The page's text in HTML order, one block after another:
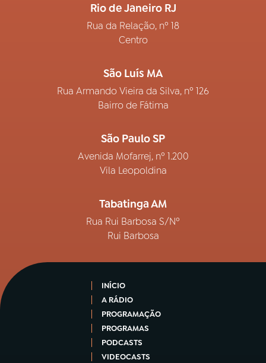
Rio de Janeiro RJ
Rua da Relação, nº 18
Centro
São Luís MA
Rua Armando Vieira da Silva, nº 126
Bairro de Fátima
São Paulo SP
Avenida Mofarrej, nº 1.200
Vila Leopoldina
Tabatinga AM
Rua Rui Barbosa S/Nº
Rui Barbosa
INÍCIO
A RÁDIO
PROGRAMAÇÃO
PROGRAMAS
PODCASTS
VIDEOCASTS